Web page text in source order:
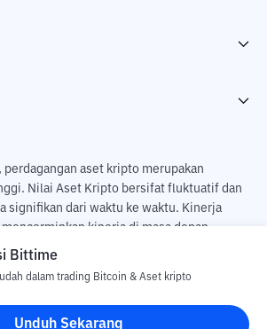
perdagangan aset kripto merupakan
Nilai Aset Kripto bersifat fluktuatif dan
signifikan dari waktu ke waktu. Kinerja
kinerja di masa depan.
sebagai dampak dari membeli dan
Aset Digital Indonesia (Bittime) tidak
perubahan fluktuasi dari nilai tukar Aset
Bittime
dalam trading Bitcoin & Aset kripto
Unduh Sekarang